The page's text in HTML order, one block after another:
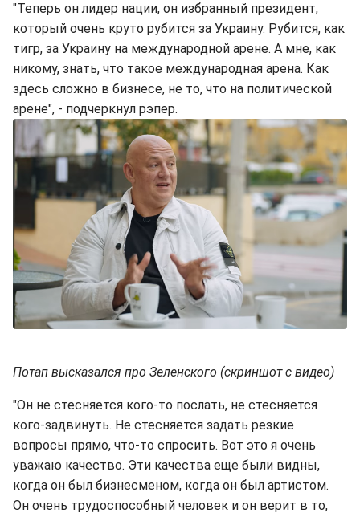
"Теперь он лидер нации, он избранный президент,
который очень круто рубится за Украину. Рубится, как
тигр, за Украину на международной арене. А мне, как
никому, знать, что такое международная арена. Как
здесь сложно в бизнесе, не то, что на политической
арене", - подчеркнул рэпер.
Потап высказался про Зеленского (скриншот с видео)
"Он не стесняется кого-то послать, не стесняется
кого-задвинуть. Не стесняется задать резкие
вопросы прямо, что-то спросить. Вот это я очень
уважаю качество. Эти качества еще были видны,
когда он был бизнесменом, когда он был артистом.
Он очень трудоспособный человек и он верит в то,